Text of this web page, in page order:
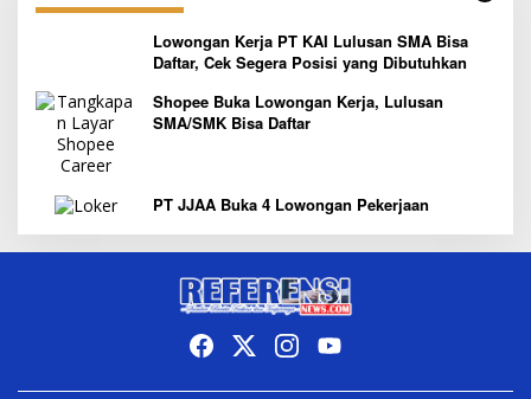
Lowongan Kerja PT KAI Lulusan SMA Bisa
Daftar, Cek Segera Posisi yang Dibutuhkan
Shopee Buka Lowongan Kerja, Lulusan
SMA/SMK Bisa Daftar
PT JJAA Buka 4 Lowongan Pekerjaan